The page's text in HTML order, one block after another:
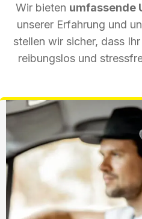
Wir bieten umfassende
unserer Erfahrung und
stellen wir sicher, dass
reibungslos und